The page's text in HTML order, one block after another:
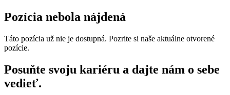
Pozícia nebola nájdená
Táto pozícia už nie je dostupná. Pozrite si naše aktuálne otvorené
pozície.
Posuňte svoju kariéru a dajte nám o sebe
vedieť.